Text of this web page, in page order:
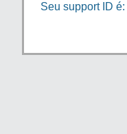
Seu support ID é: